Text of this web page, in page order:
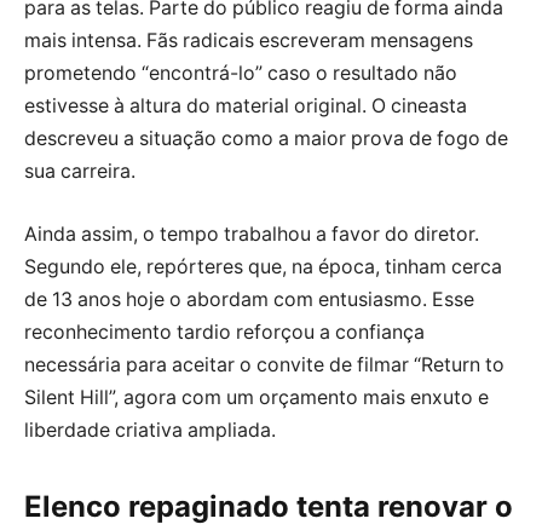
para as telas. Parte do público reagiu de forma ainda
mais intensa. Fãs radicais escreveram mensagens
prometendo “encontrá-lo” caso o resultado não
estivesse à altura do material original. O cineasta
descreveu a situação como a maior prova de fogo de
sua carreira.
Ainda assim, o tempo trabalhou a favor do diretor.
Segundo ele, repórteres que, na época, tinham cerca
de 13 anos hoje o abordam com entusiasmo. Esse
reconhecimento tardio reforçou a confiança
necessária para aceitar o convite de filmar “Return to
Silent Hill”, agora com um orçamento mais enxuto e
liberdade criativa ampliada.
Elenco repaginado tenta renovar o